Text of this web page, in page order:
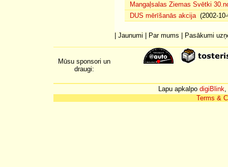
Mangaļsalas Ziemas Svētki
DUS mērīšanās akcija(2002-10-
Jaunumi Par mums Pasākumi
Mūsu sponsori un
draugi:
Lapu apkalpo digiBlink,
Terms &